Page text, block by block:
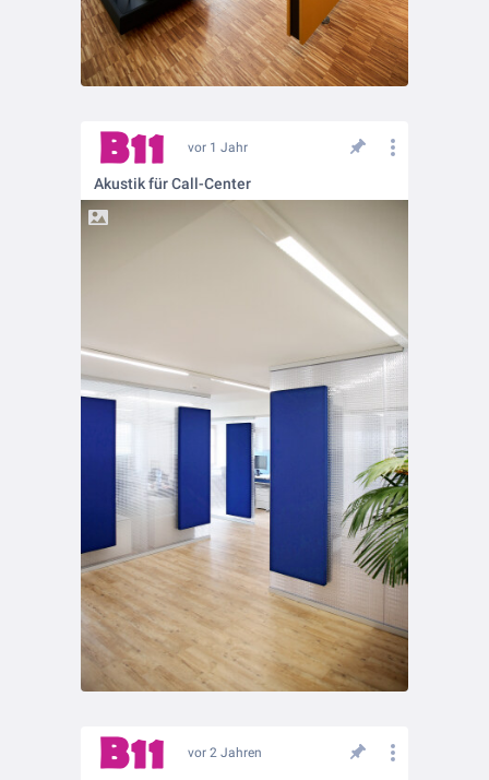
vor 1 Jahr
Akustik für Call-Center
vor 2 Jahren